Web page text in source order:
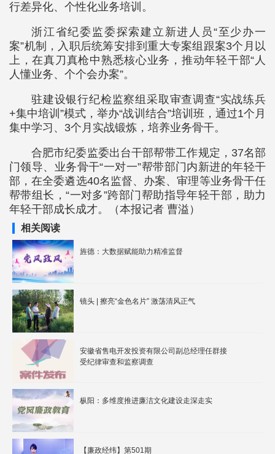
行差异化、个性化业务培训。
浙江省纪委监委探索建立新进人员“至少办一
案”机制，入职后统筹安排到重大专案组跟案3个月以
上，在真刀真枪中熟悉核心业务，推动年轻干部“人
人懂业务、个个会办案”。
驻建设银行纪检监察组采取审查调查“实战练兵
+集中培训”模式，举办“战训结合”培训班，通过1个月
集中学习、3个月实战锻炼，培养业务骨干。
合肥市纪委监委出台干部帮带工作规定，37名部
门领导、业务骨干“一对一”帮带部门内新进的年轻干
部，在全委遴选40名监督、办案、审理等业务骨干任
帮带组长，“一对多”跨部门帮助指导年轻干部，助力
年轻干部成长成才。（本报记者 曹溢）
相关阅读
旌德：大数据赋能助力精准监督
镜头 | 擦亮“金色名片” 激荡清风正气
安徽省售电开发投资有限公司副总经理任群接
受纪律审查和监察调查
枞阳：多维度推进廉洁文化建设走深走实
【廉政经纬】第501期